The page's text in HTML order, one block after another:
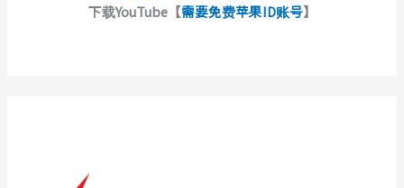
下载YouTube【需要免费苹果ID账号】